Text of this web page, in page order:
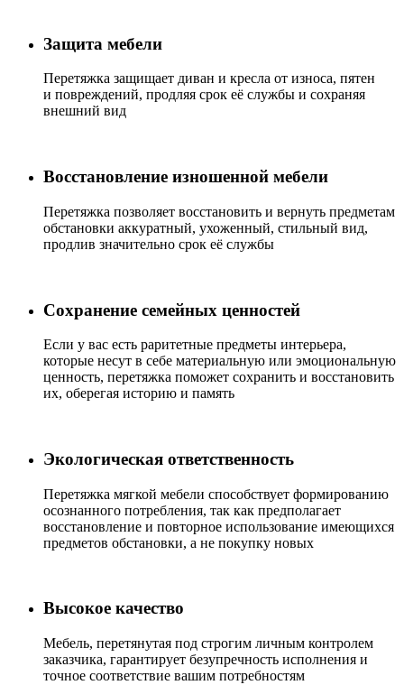
Защита мебели
Перетяжка защищает диван и кресла от износа, пятен
и повреждений, продляя срок её службы и сохраняя
внешний вид
Восстановление изношенной мебели
Перетяжка позволяет восстановить и вернуть предметам
обстановки аккуратный, ухоженный, стильный вид,
продлив значительно срок её службы
Сохранение семейных ценностей
Если у вас есть раритетные предметы интерьера,
которые несут в себе материальную или эмоциональную
ценность, перетяжка поможет сохранить и восстановить
их, оберегая историю и память
Экологическая ответственность
Перетяжка мягкой мебели способствует формированию
осознанного потребления, так как предполагает
восстановление и повторное использование имеющихся
предметов обстановки, а не покупку новых
Высокое качество
Мебель, перетянутая под строгим личным контролем
заказчика, гарантирует безупречность исполнения и
точное соответствие вашим потребностям